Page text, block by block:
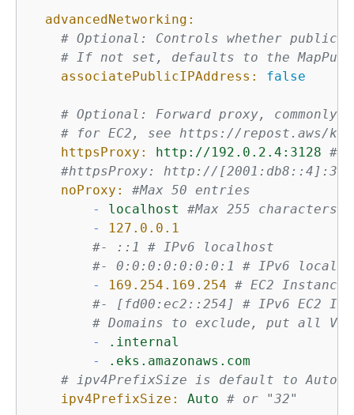
advancedNetworking:
# Optional: Controls whether public
# If not set, defaults to the
associatePublicIPAddress:
false
# Optional: Forward proxy,
# for EC2, see https://repost.aws/
httpsProxy:
http://192.0.2.4:3128
#httpsProxy: http://
noProxy:
#Max 50 entries
-
localhost
#Max 255 characters
-
127.0 .0 .1
#- ::1 # IPv6 localhost
#- 0:0:0:0:0:0:0:1 # IPv6
-
169.254 .169 .254 # EC2 Instance
#- [fd00:ec2::254] # IPv6 EC2
# Domains to exclude, put all
-
.internal
-
.eks.amazonaws.com
# ipv4PrefixSize is default to Auto
ipv4PrefixSize:
Auto # or "32"